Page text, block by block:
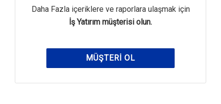
Daha Fazla içeriklere ve raporlara ulaşmak için
İş Yatırım müşterisi olun.
MÜŞTERI OL